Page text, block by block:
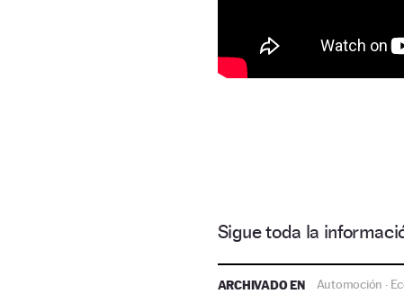
Sigue toda la
ARCHIVADO EN Automoción ·